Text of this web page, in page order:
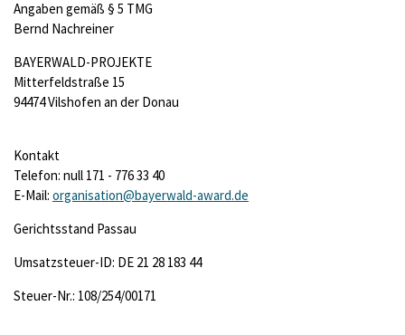
Angaben gemäß § 5 TMG
Bernd Nachreiner
BAYERWALD-PROJEKTE
Mitterfeldstraße 15
94474 Vilshofen an der Donau
Kontakt
Telefon: null 171 - 776 33 40
E-Mail: organisation@bayerwald-award.de
Gerichtsstand Passau
Umsatzsteuer-ID: DE 21 28 183 44
Steuer-Nr.: 108/254/00171